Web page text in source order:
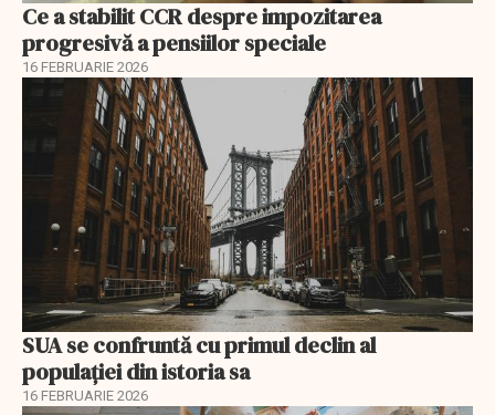
Ce a stabilit CCR despre impozitarea
progresivă a pensiilor speciale
16 FEBRUARIE 2026
SUA se confruntă cu primul declin al
populației din istoria sa
16 FEBRUARIE 2026